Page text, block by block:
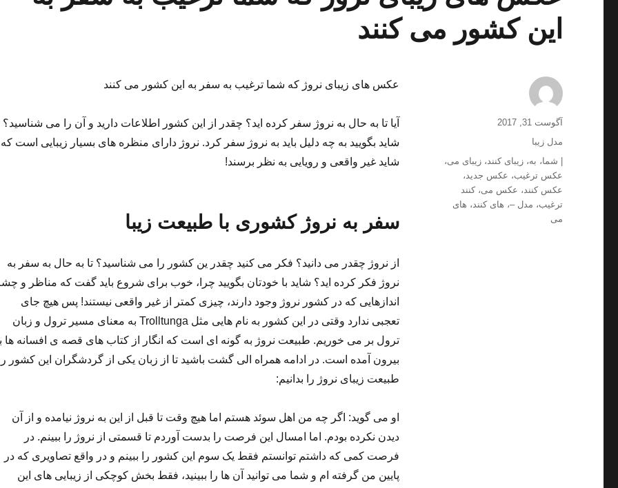
این کشور می کنند
عکس های زیبای نروژ که شما ترغیب به سفر به این کشور می کنند
آیا تا به حال به نروژ سفر کرده اید؟ چقدر از این کشور اطلاعات دارید و آن را می شناسید؟
شاید بگویید به چه دلیل باید به نروژ سفر کرد. نروژ دارای منظره های بسیار زیبایی است که
شاید غیر واقعی و رویایی به نظر برسند!
سفر به نروژ کشوری با طبیعت زیبا
از نروژ چقدر می دانید؟ فکر می کنید چقدر ین کشور را می شناسید؟ تا به حال به سفر به
نروژ فکر کرده اید؟ شاید با خودتان بگویید چرا، خوب برای شروع باید گفت که مناظر و
اندازهایی که در کشور نروژ وجود دارند، چیزی کمتر از غیر واقعی نیستند! پس هیچ جای
تعجبی ندارد وقتی در این کشور به نام هایی مثل Trolltunga به معنای مسیر ترول و زبان
ترول بر می خوریم. طبیعت نروژ به گونه ای است که انگار از کتاب های قصه ی افسانه ها
بیرون آمده است. در ادامه همراه الی گشت باشید تا از زبان یکی از گردشگران این کشور
طبیعت زیبای نروژ را بدانیم:
او می گوید: اگر چه من اهل سوئد هستم اما هیچ وقت تا قبل از این به نروژ نیامده و از آن
دیدن نکرده بودم. اما امسال این فرصت را بدست آوردم تا قسمتی از نروژ را ببینم. در
فرصت کمی که داشتم توانستم فقط یک سوم این کشور را ببینم و در واقع تصاویری که در
پایین من گرفته ام و شما می توانید آن ها را ببینید، فقط بخش کوچکی از زیبایی های این
نویسنده
ارسال
شده
آگوست 31, 2017
دسته‌ها
مدل زیبا
برچسب‌ها
| شما، به،زیبای کنند،زیبای می،
عکس ترغیب، عکس جدید،
عکس کنند، عکس می،کنند
ترغیب، مدل –، های کنند، های
می